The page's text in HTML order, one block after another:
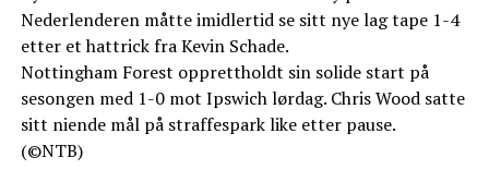
Nederlenderen måtte imidlertid se sitt nye lag tape 1-4
etter et hattrick fra Kevin Schade.
Nottingham Forest opprettholdt sin solide start på
sesongen med 1-0 mot Ipswich lørdag. Chris Wood satte
sitt niende mål på straffespark like etter pause.
(©NTB)